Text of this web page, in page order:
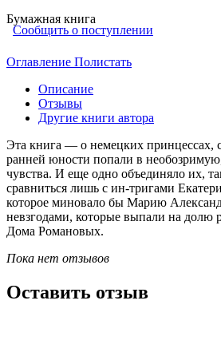
Бумажная книга
Сообщить о поступлении
Оглавление Полистать
Описание
Отзывы
Другие книги автора
Эта книга — о немецких принцессах,
ранней юности попали в
чувства. И еще одно объединяло их,
сравниться лишь с ин-тригами
которое миновало бы Марию
невзгодами, которые выпали на долю
Дома Романовых.
Пока нет отзывов
Оставить отзыв